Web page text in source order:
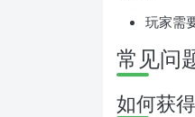
玩家需
常见问
如何获